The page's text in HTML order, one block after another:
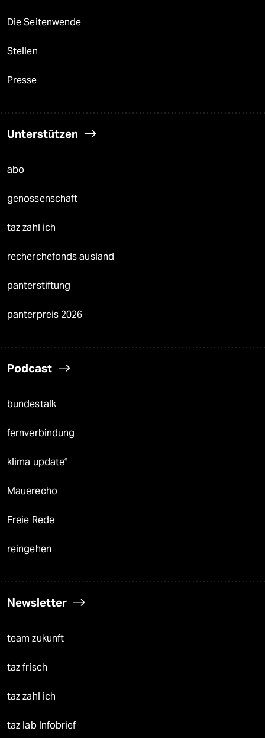
Die Seitenwende
Stellen
Presse
Unterstützen
abo
genossenschaft
taz zahl ich
recherchefonds ausland
panterstiftung
panterpreis 2026
Podcast
bundestalk
fernverbindung
klima update°
Mauerecho
Freie Rede
reingehen
Newsletter
team zukunft
taz frisch
taz zahl ich
taz lab Infobrief